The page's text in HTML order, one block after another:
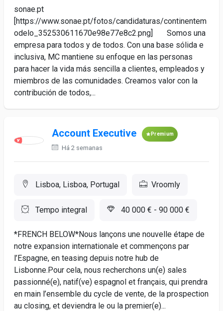
sonae.pt
[https://www.sonae.pt/fotos/candidaturas/continentem
odelo_352530611670e98e77e8c2.png] Somos una
empresa para todos y de todos. Con una base sólida e
inclusiva, MC mantiene su enfoque en las personas
para hacer la vida más sencilla a clientes, empleados y
miembros de las comunidades. Creamos valor con la
contribución de todos,...
Account Executive Premium
Há 2 semanas
Lisboa, Lisboa, Portugal Vroomly
Tempo integral 40 000 € - 90 000 €
*FRENCH BELOW*Nous lançons une nouvelle étape de
notre expansion internationale et commençons par
l’Espagne, en teasing depuis notre hub de
Lisbonne.Pour cela, nous recherchons un(e) sales
passionné(e), natif(ve) espagnol et français, qui prendra
en main l’ensemble du cycle de vente, de la prospection
au closing, et deviendra le ou la premier(e)...